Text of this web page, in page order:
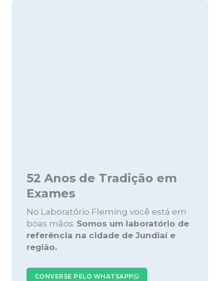
52 Anos de Tradição em
Exames
No Laboratório Fleming você está em
boas mãos. Somos um laboratório de
referência na cidade de Jundiaí e
região.
CONVERSE PELO WHATSAPP